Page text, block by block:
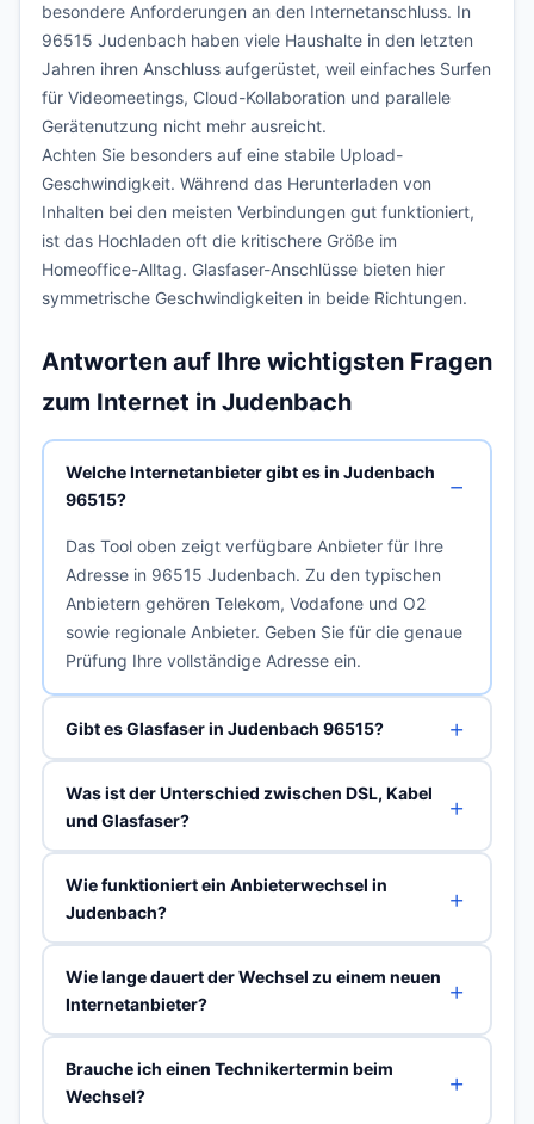
besondere Anforderungen an den Internetanschluss. In
96515 Judenbach haben viele Haushalte in den letzten
Jahren ihren Anschluss aufgerüstet, weil einfaches Surfen
für Videomeetings, Cloud-Kollaboration und parallele
Gerätenutzung nicht mehr ausreicht.
Achten Sie besonders auf eine stabile Upload-
Geschwindigkeit. Während das Herunterladen von
Inhalten bei den meisten Verbindungen gut funktioniert,
ist das Hochladen oft die kritischere Größe im
Homeoffice-Alltag. Glasfaser-Anschlüsse bieten hier
symmetrische Geschwindigkeiten in beide Richtungen.
Antworten auf Ihre wichtigsten Fragen
zum Internet in Judenbach
Welche Internetanbieter gibt es in Judenbach
96515?
Das Tool oben zeigt verfügbare Anbieter für Ihre
Adresse in 96515 Judenbach. Zu den typischen
Anbietern gehören Telekom, Vodafone und O2
sowie regionale Anbieter. Geben Sie für die genaue
Prüfung Ihre vollständige Adresse ein.
Gibt es Glasfaser in Judenbach 96515?
Was ist der Unterschied zwischen DSL, Kabel
und Glasfaser?
Wie funktioniert ein Anbieterwechsel in
Judenbach?
Wie lange dauert der Wechsel zu einem neuen
Internetanbieter?
Brauche ich einen Technikertermin beim
Wechsel?